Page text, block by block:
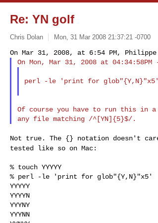
Re: YN golf
Chris Dolan Mon, 31 Mar 2008 21:37:21 -0700
perl -le 'print for glob"{Y,N}"x5'
Of course you have to run this in
Not true. The {} notation doesn't
tested like so on Mac:
% touch YYYYY
% perl -le 'print for glob"{Y,N}"x5'
YYYYY
YYYYN
YYYNY
YYYNN